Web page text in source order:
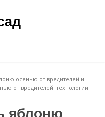
осенью от вредителей и
от вредителей: технологии
яблоню